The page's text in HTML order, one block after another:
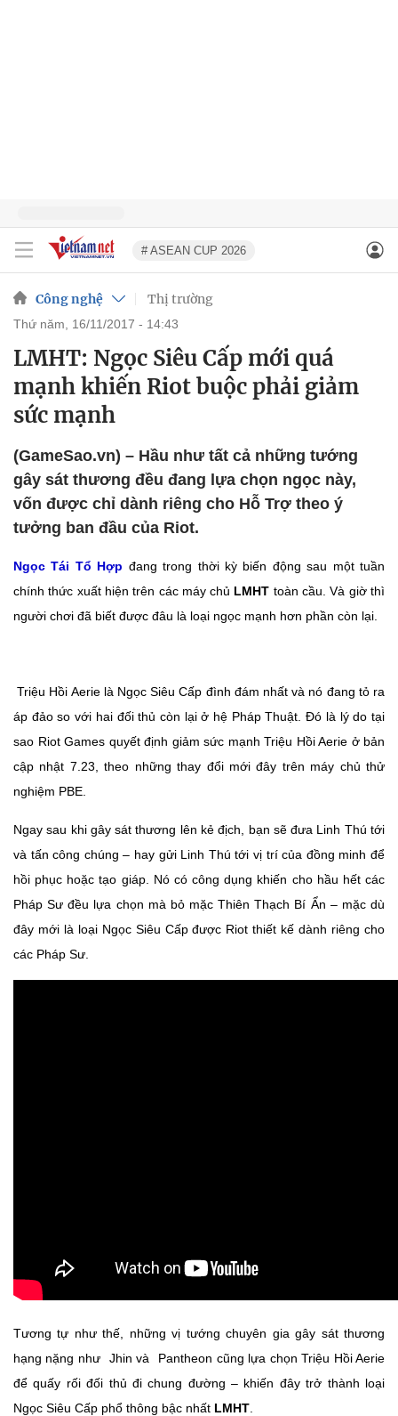
# ASEAN CUP 2026
Công nghệ Thị trường
thứ năm, 16/11/2017 - 14:43
LMHT: Ngọc Siêu Cấp mới quá
mạnh khiến Riot buộc phải giảm
sức mạnh
(GameSao.vn) – Hầu như tất cả những tướng
gây sát thương đều đang lựa chọn ngọc này,
vốn được chỉ dành riêng cho Hỗ Trợ theo ý
tưởng ban đầu của Riot.
Ngọc Tái Tổ Hợp đang trong thời kỳ biến động sau một tuần
chính thức xuất hiện trên các máy chủ LMHT toàn cầu. Và giờ thì
người chơi đã biết được đâu là loại ngọc mạnh hơn phần còn lại.
Triệu Hồi Aerie là Ngọc Siêu Cấp đình đám nhất và nó đang tỏ ra
áp đảo so với hai đối thủ còn lại ở hệ Pháp Thuật. Đó là lý do tại
sao Riot Games quyết định giảm sức mạnh Triệu Hồi Aerie ở bản
cập nhật 7.23, theo những thay đổi mới đây trên máy chủ thử
nghiệm PBE.
Ngay sau khi gây sát thương lên kẻ địch, bạn sẽ đưa Linh Thú tới
và tấn công chúng – hay gửi Linh Thú tới vị trí của đồng minh để
hồi phục hoặc tạo giáp. Nó có công dụng khiến cho hầu hết các
Pháp Sư đều lựa chọn mà bỏ mặc Thiên Thạch Bí Ẩn – mặc dù
đây mới là loại Ngọc Siêu Cấp được Riot thiết kế dành riêng cho
các Pháp Sư.
Tương tự như thế, những vị tướng chuyên gia gây sát thương
hạng nặng như
Jhin và
Pantheon cũng lựa chọn Triệu Hồi Aerie
để quấy rối đối thủ đi chung đường – khiến đây trở thành loại
Ngọc Siêu Cấp phổ thông bậc nhất LMHT